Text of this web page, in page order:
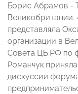
Борис Абрамов -
представляла
организации в
Совета ЦБ РФ по
Романчук
дискуссии